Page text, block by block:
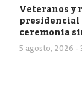
Veteranos y
presidencial
ceremonia
5 agosto, 2026 -